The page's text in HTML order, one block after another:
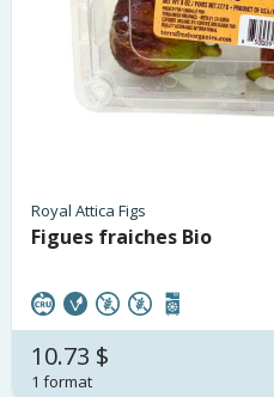
Royal Attica Figs
Figues fraiches Bio
10.73 $
1 format